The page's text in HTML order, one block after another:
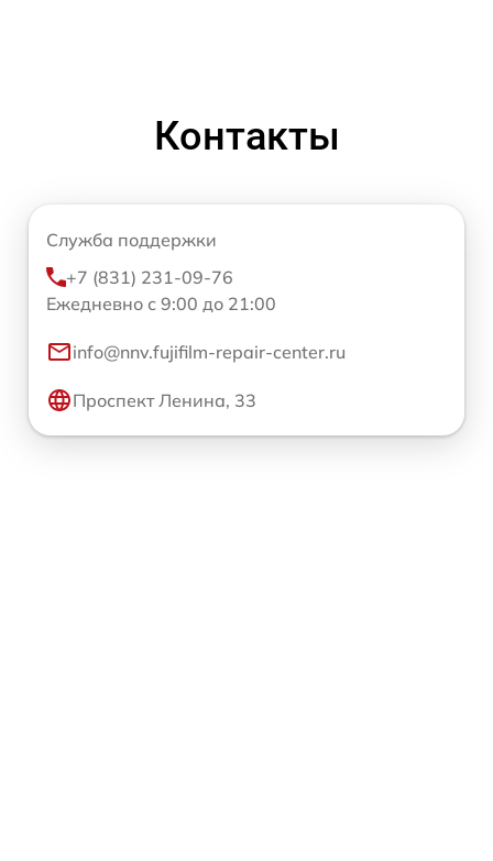
Контакты
Служба поддержки
+7 (831) 231-09-76
Ежедневно с 9:00 до 21:00
info@nnv.fujifilm-repair-center.ru
Проспект Ленина, 33